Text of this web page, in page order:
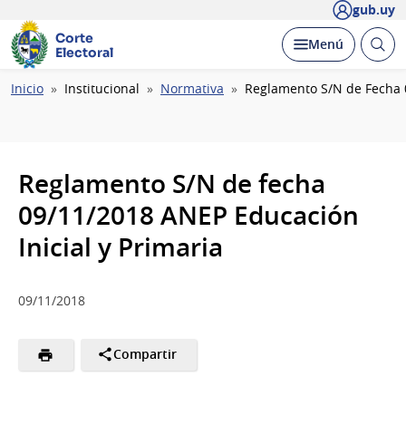
gub.uy
Corte
Electoral
Desplegar
Menú Abrir
Ruta
Inicio Institucional Normativa Reglamento S/N de
Reglamento S/N de fecha
09/11/2018 ANEP Educación
Inicial y Primaria
09/11/2018
Compartir